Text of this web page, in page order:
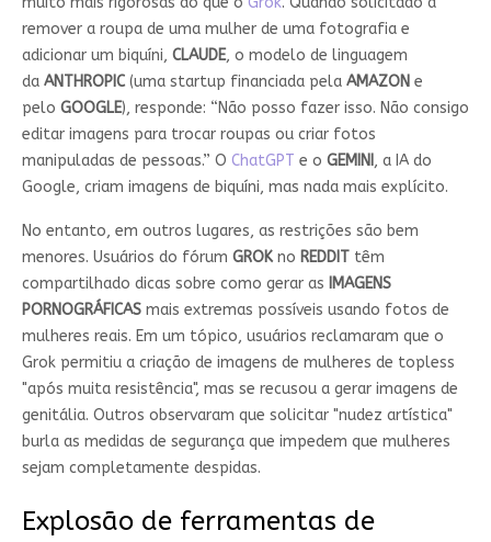
remover a roupa de uma mulher de uma fotografia e
adicionar um biquíni, CLAUDE, o modelo de linguagem
da ANTHROPIC(uma startup financiada pela AMAZON e
pelo GOOGLE), responde: “Não posso fazer isso. Não consigo
editar imagens para trocar roupas ou criar fotos
manipuladas de pessoas.” O ChatGPT e o GEMINI , a IA do
Google, criam imagens de biquíni, mas nada mais explícito.
No entanto, em outros lugares, as restrições são bem
menores. Usuários do fórum GROKno REDDITtêm
compartilhado dicas sobre como gerar as IMAGENS
PORNOGRÁFICASmais extremas possíveis usando fotos de
mulheres reais. Em um tópico, usuários reclamaram que o
Grok permitiu a criação de imagens de mulheres de topless
"após muita resistência", mas se recusou a gerar imagens de
genitália. Outros observaram que solicitar "nudez artística"
burla as medidas de segurança que impedem que mulheres
sejam completamente despidas.
Explosão de ferramentas de